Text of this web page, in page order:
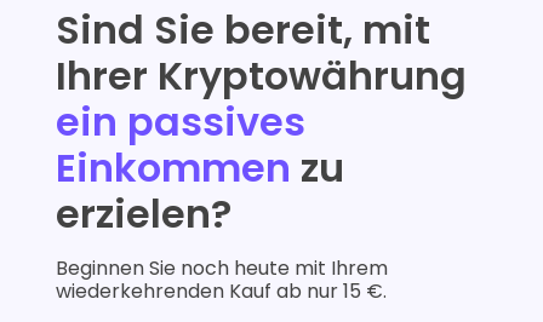
Sind Sie bereit, mit
Ihrer Kryptowährung
ein passives
Einkommen zu
erzielen?
Beginnen Sie noch heute mit Ihrem
wiederkehrenden Kauf ab nur 15 €.